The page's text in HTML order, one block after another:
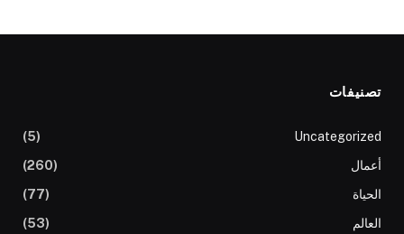
تصنيفات
Uncategorized
(5)
أعمال
(260)
الحياة
(77)
العالم
(53)